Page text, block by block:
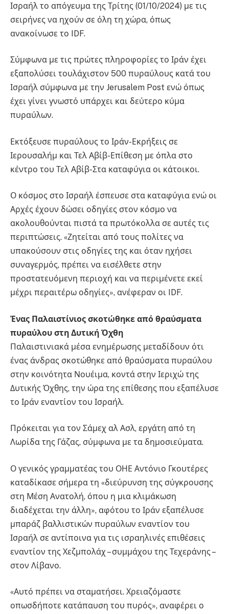
Ισραήλ το απόγευμα της Τρίτης (01/10/2024) με τις
σειρήνες να ηχούν σε όλη τη χώρα, όπως
ανακοίνωσε το IDF.
Σύμφωνα με τις πρώτες πληροφορίες το Ιράν έχει
εξαπολύσει τουλάχιστον 500 πυραύλους κατά του
Ισραήλ σύμφωνα με την Jerusalem Post ενώ όπως
έχει γίνει γνωστό υπάρχει και δεύτερο κύμα
πυραύλων.
Εκτόξευσε πυραύλους το Ιράν-Εκρήξεις σε
Ιερουσαλήμ και Τελ Αβίβ-Επίθεση με όπλα στο
κέντρο του Τελ Αβίβ-Στα καταφύγια οι κάτοικοι.
Ο κόσμος στο Ισραήλ έσπευσε στα καταφύγια ενώ οι
Αρχές έχουν δώσει οδηγίες στον κόσμο να
ακολουθούνται πιστά τα πρωτόκολλα σε αυτές τις
περιπτώσεις. «Ζητείται από τους πολίτες να
υπακούσουν στις οδηγίες της και όταν ηχήσει
συναγερμός, πρέπει να εισέλθετε στην
προστατευόμενη περιοχή και να περιμένετε εκεί
μέχρι περαιτέρω οδηγίες», ανέφεραν οι IDF.
Ένας Παλαιστίνιος σκοτώθηκε από θραύσματα
πυραύλου στη Δυτική Όχθη
Παλαιστινιακά μέσα ενημέρωσης μεταδίδουν ότι
ένας άνδρας σκοτώθηκε από θραύσματα πυραύλου
στην κοινότητα Νουέιμα, κοντά στην Ιεριχώ της
Δυτικής Όχθης, την ώρα της επίθεσης που εξαπέλυσε
το Ιράν εναντίον του Ισραήλ.
Πρόκειται για τον Σάμεχ αλ Ασλ, εργάτη από τη
Λωρίδα της Γάζας, σύμφωνα με τα δημοσιεύματα.
Ο γενικός γραμματέας του ΟΗΕ Αντόνιο Γκουτέρες
καταδίκασε σήμερα τη «διεύρυνση της σύγκρουσης
στη Μέση Ανατολή, όπου η μια κλιμάκωση
διαδέχεται την άλλη», αφότου το Ιράν εξαπέλυσε
μπαράζ βαλλιστικών πυραύλων εναντίον του
Ισραήλ σε αντίποινα για τις ισραηλινές επιθέσεις
εναντίον της Χεζμπολάχ – συμμάχου της Τεχεράνης –
στον Λίβανο.
«Αυτό πρέπει να σταματήσει. Χρειαζόμαστε
οπωσδήποτε κατάπαυση του πυρός», αναφέρει ο